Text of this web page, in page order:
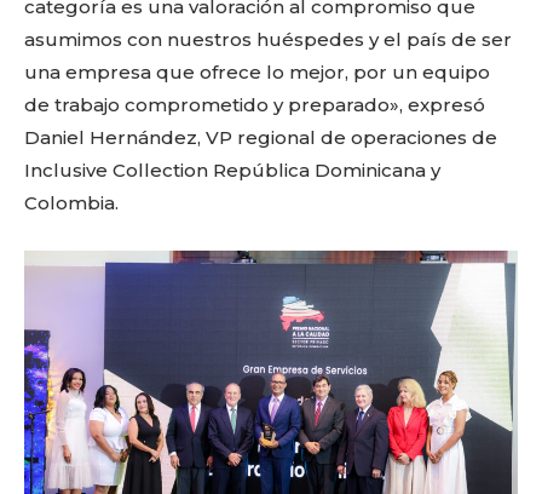
categoría es una valoración al compromiso que
asumimos con nuestros huéspedes y el país de ser
una empresa que ofrece lo mejor, por un equipo
de trabajo comprometido y preparado», expresó
Daniel Hernández, VP regional de operaciones de
Inclusive Collection República Dominicana y
Colombia.